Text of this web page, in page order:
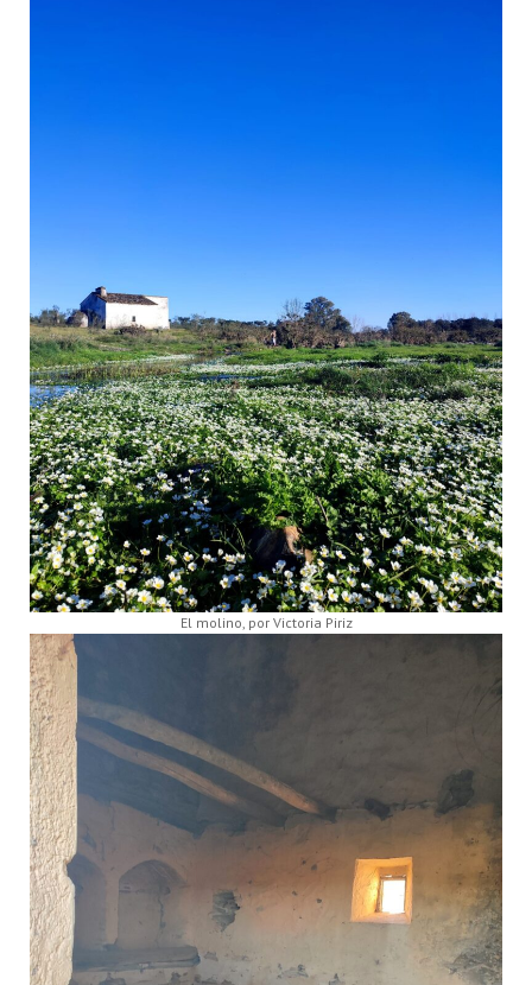
El molino, por Victoria Piriz